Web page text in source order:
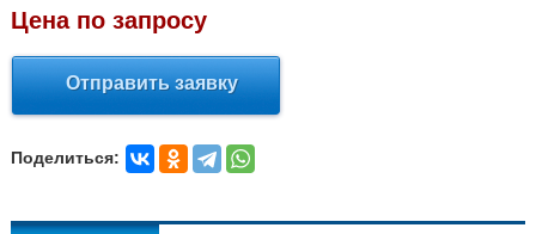
Цена по запросу
Отправить заявку
Поделиться: